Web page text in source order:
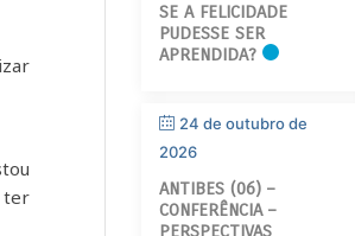
ter
SE A FELICIDADE
PUDESSE SER
APRENDIDA?
24 de outubro de
2026
ANTIBES (06) –
CONFERÊNCIA –
PERSPECTIVAS